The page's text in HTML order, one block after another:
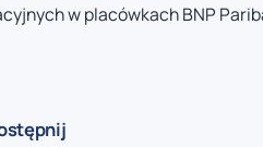
w placówkach BNP